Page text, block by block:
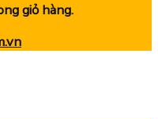
giỏ hàng.